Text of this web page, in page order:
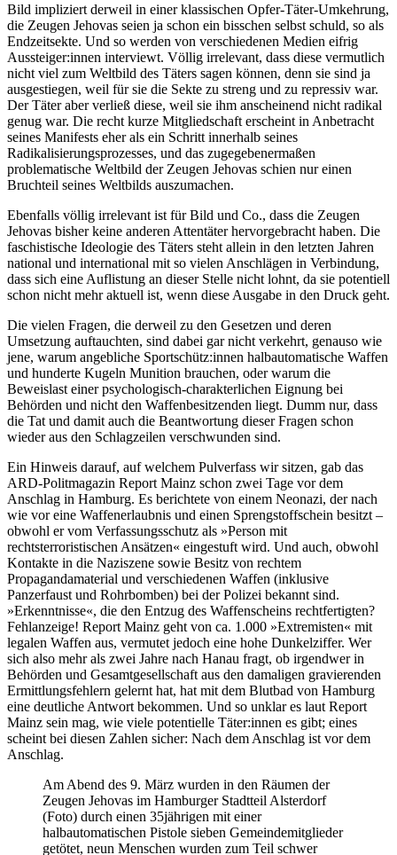
Bild impliziert derweil in einer klassischen Opfer-Täter-Umkehrung,
die Zeugen Jehovas seien ja schon ein bisschen selbst schuld, so als
Endzeitsekte. Und so werden von verschiedenen Medien eifrig
Aussteiger:innen interviewt. Völlig irrelevant, dass diese vermutlich
nicht viel zum Weltbild des Täters sagen können, denn sie sind ja
ausgestiegen, weil für sie die Sekte zu streng und zu repressiv war.
Der Täter aber verließ diese, weil sie ihm anscheinend nicht radikal
genug war. Die recht kurze Mitgliedschaft erscheint in Anbetracht
seines Manifests eher als ein Schritt innerhalb seines
Radikalisierungsprozesses, und das zugegebenermaßen
problematische Weltbild der Zeugen Jehovas schien nur einen
Bruchteil seines Weltbilds auszumachen.
Ebenfalls völlig irrelevant ist für Bild und Co., dass die Zeugen
Jehovas bisher keine anderen Attentäter hervorgebracht haben. Die
faschistische Ideologie des Täters steht allein in den letzten Jahren
national und international mit so vielen Anschlägen in Verbindung,
dass sich eine Auflistung an dieser Stelle nicht lohnt, da sie potentiell
schon nicht mehr aktuell ist, wenn diese Ausgabe in den Druck geht.
Die vielen Fragen, die derweil zu den Gesetzen und deren
Umsetzung auftauchten, sind dabei gar nicht verkehrt, genauso wie
jene, warum angebliche Sportschütz:innen halbautomatische Waffen
und hunderte Kugeln Munition brauchen, oder warum die
Beweislast einer psychologisch-charakterlichen Eignung bei
Behörden und nicht den Waffenbesitzenden liegt. Dumm nur, dass
die Tat und damit auch die Beantwortung dieser Fragen schon
wieder aus den Schlagzeilen verschwunden sind.
Ein Hinweis darauf, auf welchem Pulverfass wir sitzen, gab das
ARD-Politmagazin Report Mainz schon zwei Tage vor dem
Anschlag in Hamburg. Es berichtete von einem Neonazi, der nach
wie vor eine Waffenerlaubnis und einen Sprengstoffschein besitzt –
obwohl er vom Verfassungsschutz als »Person mit
rechtsterroristischen Ansätzen« eingestuft wird. Und auch, obwohl
Kontakte in die Naziszene sowie Besitz von rechtem
Propagandamaterial und verschiedenen Waffen (inklusive
Panzerfaust und Rohrbomben) bei der Polizei bekannt sind.
»Erkenntnisse«, die den Entzug des Waffenscheins rechtfertigten?
Fehlanzeige! Report Mainz geht von ca. 1.000 »Extremisten« mit
legalen Waffen aus, vermutet jedoch eine hohe Dunkelziffer. Wer
sich also mehr als zwei Jahre nach Hanau fragt, ob irgendwer in
Behörden und Gesamtgesellschaft aus den damaligen gravierenden
Ermittlungsfehlern gelernt hat, hat mit dem Blutbad von Hamburg
eine deutliche Antwort bekommen. Und so unklar es laut Report
Mainz sein mag, wie viele potentielle Täter:innen es gibt; eines
scheint bei diesen Zahlen sicher: Nach dem Anschlag ist vor dem
Anschlag.
Am Abend des 9. März wurden in den Räumen der
Zeugen Jehovas im Hamburger Stadtteil Alsterdorf
(Foto) durch einen 35jährigen mit einer
halbautomatischen Pistole sieben Gemeindemitglieder
getötet, neun Menschen wurden zum Teil schwer